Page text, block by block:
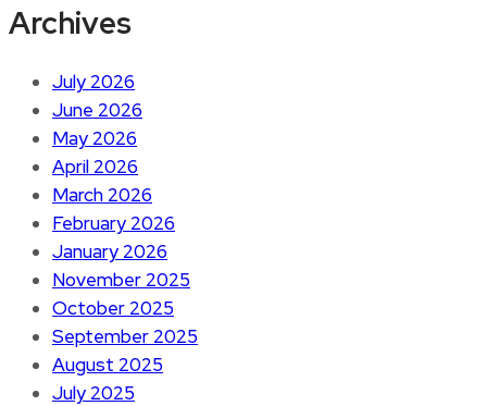
Archives
July 2026
June 2026
May 2026
April 2026
March 2026
February 2026
January 2026
November 2025
October 2025
September 2025
August 2025
July 2025